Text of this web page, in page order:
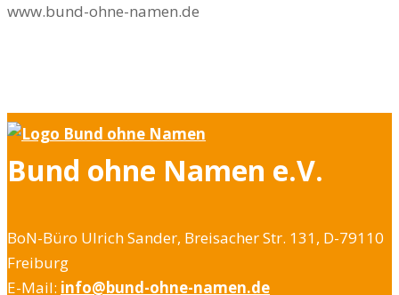
www.bund-ohne-namen.de
Bund ohne Namen e.V.
BoN-Büro Ulrich Sander, Breisacher Str. 131, D-79110
Freiburg
E-Mail: info@bund-ohne-namen.de